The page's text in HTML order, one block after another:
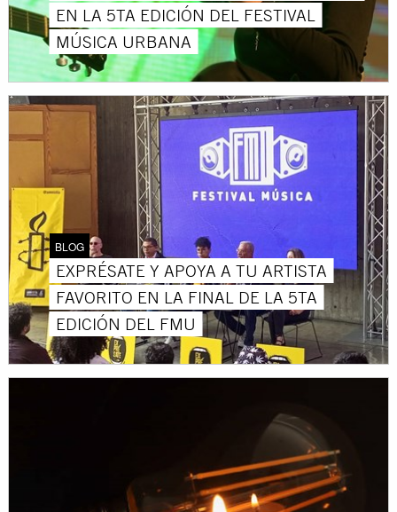
EN LA 5TA EDICIÓN DEL FESTIVAL
MÚSICA URBANA
BLOG
EXPRÉSATE Y APOYA A TU ARTISTA
FAVORITO EN LA FINAL DE LA 5TA
EDICIÓN DEL FMU